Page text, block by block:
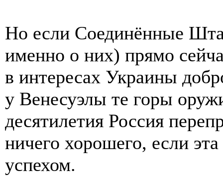
Но если Соединённые
именно о них) прямо
в интересах Украины
у Венесуэлы те горы
десятилетия Россия
ничего хорошего, если
успехом.